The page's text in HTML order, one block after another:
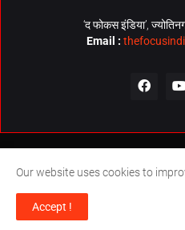
‘द फोकस इंडिया’,
Email :
© Copyrights 2026. All Rights
About Us Contact Us
Our website uses cookies to
Accept !